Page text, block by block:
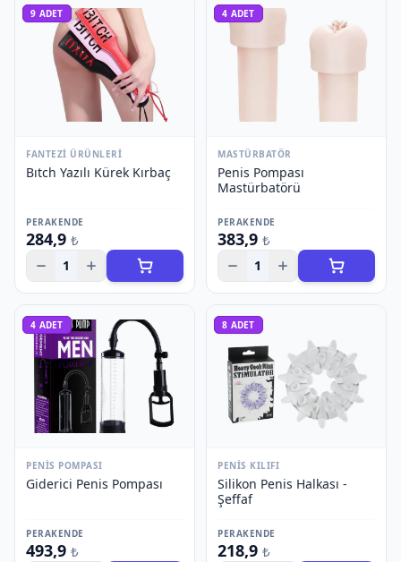
9 ADET
FANTEZI ÜRÜNLERI
Bıtch Yazılı Kürek Kırbaç
PERAKENDE
284,9 ₺
1
4 ADET
MASTÜRBATÖR
Penis Pompası
Mastürbatörü
PERAKENDE
383,9 ₺
1
4 ADET
PENIS POMPASI
Giderici Penis Pompası
PERAKENDE
493,9 ₺
8 ADET
PENIS KILIFI
Silikon Penis Halkası -
Şeffaf
PERAKENDE
218,9 ₺